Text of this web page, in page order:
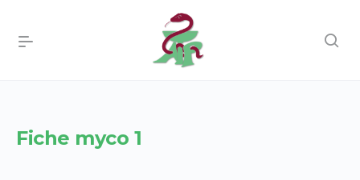
Fiche myco 1